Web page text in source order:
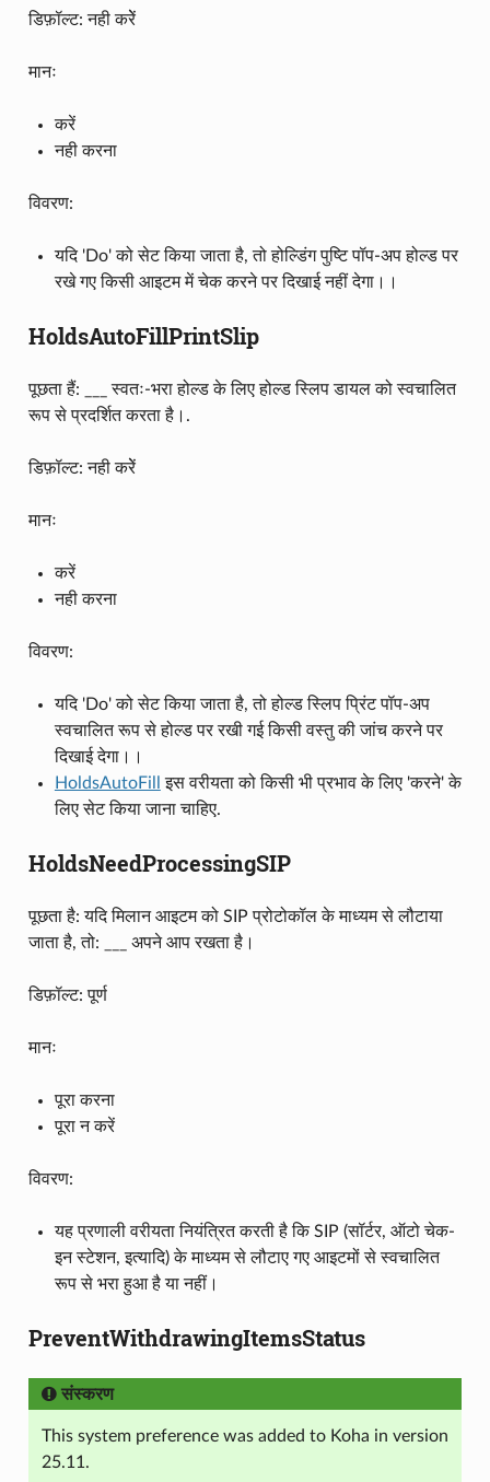
डिफ़ॉल्ट: नही करेें
मानः
करें
नही करना
विवरण:
यदि 'Do' को सेट किया जाता है, तो होल्डिंग पुष्टि पॉप-अप होल्ड पर
रखे गए किसी आइटम में चेक करने पर दिखाई नहीं देगा।।
HoldsAutoFillPrintSlip
पूछता हैं: ___ स्वतः-भरा होल्ड के लिए होल्ड स्लिप डायल को स्वचालित
रूप से प्रदर्शित करता है।.
डिफ़ॉल्ट: नही करेें
मानः
करें
नही करना
विवरण:
यदि 'Do' को सेट किया जाता है, तो होल्ड स्लिप प्रिंट पॉप-अप
स्वचालित रूप से होल्ड पर रखी गई किसी वस्तु की जांच करने पर
दिखाई देगा।।
HoldsAutoFill
इस वरीयता को किसी भी प्रभाव के लिए 'करने' के
लिए सेट किया जाना चाहिए.
HoldsNeedProcessingSIP
पूछता है: यदि मिलान आइटम को SIP प्रोटोकॉल के माध्यम से लौटाया
जाता है, तो: ___ अपने आप रखता है।
डिफ़ॉल्ट: पूर्ण
मानः
पूरा करना
पूरा न करें
विवरण:
यह प्रणाली वरीयता नियंत्रित करती है कि SIP (सॉर्टर, ऑटो चेक-
इन स्टेशन, इत्यादि) के माध्यम से लौटाए गए आइटमों से स्वचालित
रूप से भरा हुआ है या नहीं।
PreventWithdrawingItemsStatus
संस्करण
This system preference was added to Koha in version
25.11.